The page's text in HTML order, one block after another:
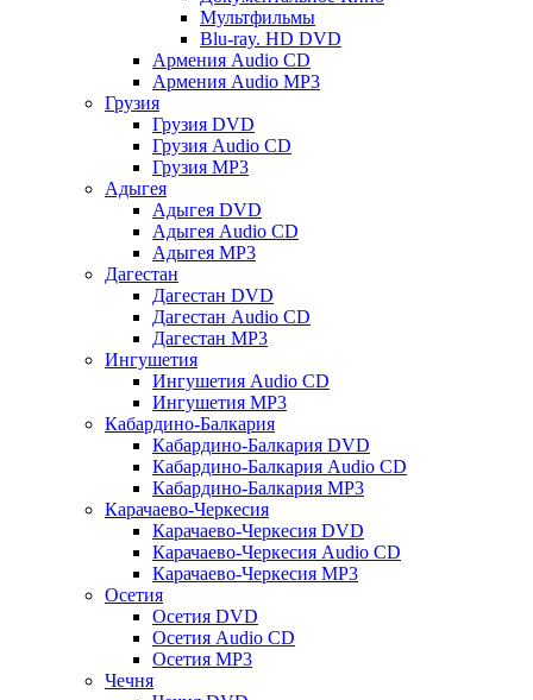
Мультфильмы
Blu-ray. HD DVD
Армения Audio CD
Армения Audio MP3
Грузия
Грузия DVD
Грузия Audio CD
Грузия MP3
Адыгея
Адыгея DVD
Адыгея Audio CD
Адыгея MP3
Дагестан
Дагестан DVD
Дагестан Audio CD
Дагестан MP3
Ингушетия
Ингушетия Audio CD
Ингушетия MP3
Кабардино-Балкария
Кабардино-Балкария DVD
Кабардино-Балкария Audio CD
Кабардино-Балкария MP3
Карачаево-Черкесия
Карачаево-Черкесия DVD
Карачаево-Черкесия Audio CD
Карачаево-Черкесия MP3
Осетия
Осетия DVD
Осетия Audio CD
Осетия MP3
Чечня